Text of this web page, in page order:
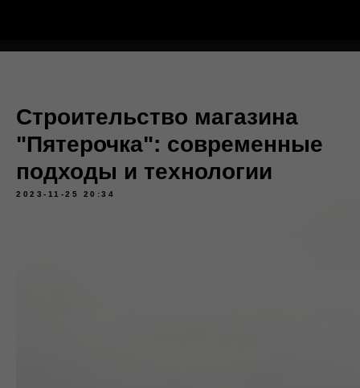
Строительство магазина
"Пятерочка": современные
подходы и технологии
2023-11-25 20:34